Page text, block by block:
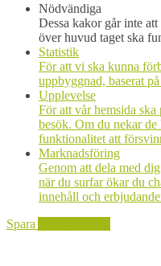
Nödvändiga
Dessa kakor går inte
över huvud taget ska
Statistik
För att vi ska kunna
uppbyggnad, baserat
Upplevelse
För att vår hemsida
besök. Om du nekar
funktionalitet att
Marknadsföring
Genom att dela med
när du surfar ökar du
innehåll och
Spara